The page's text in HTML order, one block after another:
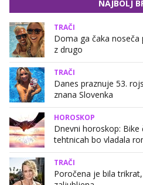
NAJBOLJ
TRAČI
Doma ga čaka
z drugo
TRAČI
Danes praznuje 53.
znana Slovenka
HOROSKOP
Dnevni horoskop: Bike
tehtnicah bo vladala
TRAČI
Poročena je bila